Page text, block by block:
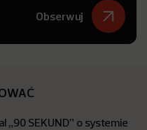
Obserwuj
„90 SEKUND” o systemie